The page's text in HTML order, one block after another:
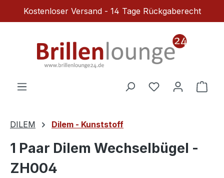
Zum Hauptinhalt springen
Kostenloser Versand - 14 Tage Rückgaberecht
Du hast 0
DILEM Dilem - Kunststoff
1 Paar Dilem Wechselbügel -
ZH004